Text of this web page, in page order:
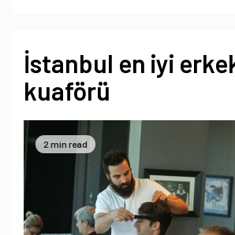
İstanbul en iyi
kuaförü
2 min read